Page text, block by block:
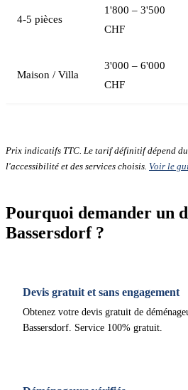
4-5 pièces
1'800 – 3'500
CHF
Maison / Villa
3'000 – 6'000
CHF
Prix indicatifs TTC. Le tarif définitif dépend
l'accessibilité et des services choisis. Voir le
Pourquoi demander un
Bassersdorf ?
Devis gratuit et sans engagement
Obtenez votre devis gratuit de
Bassersdorf. Service 100% gratuit.